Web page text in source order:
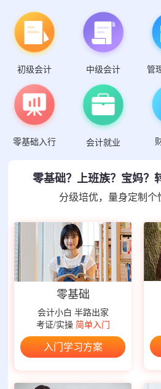
初级会计 中级会计 管
零基础入行 会计就业
零基础？上班族？宝妈？
分级培优，量身定制
零基础
会计小白 半路出家
考证/实操 简单入门
入门学习方案